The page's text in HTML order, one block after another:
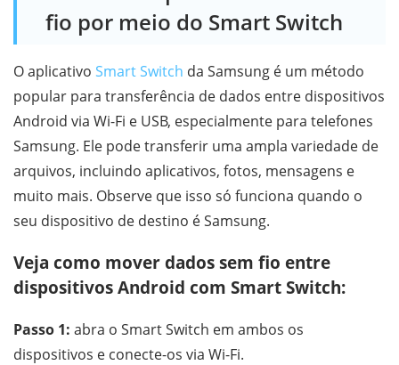
fio por meio do Smart Switch
O aplicativo Smart Switch da Samsung é um método
popular para transferência de dados entre dispositivos
Android via Wi-Fi e USB, especialmente para telefones
Samsung. Ele pode transferir uma ampla variedade de
arquivos, incluindo aplicativos, fotos, mensagens e
muito mais. Observe que isso só funciona quando o
seu dispositivo de destino é Samsung.
Veja como mover dados sem fio entre
dispositivos Android com Smart Switch:
Passo 1: abra o Smart Switch em ambos os
dispositivos e conecte-os via Wi-Fi.